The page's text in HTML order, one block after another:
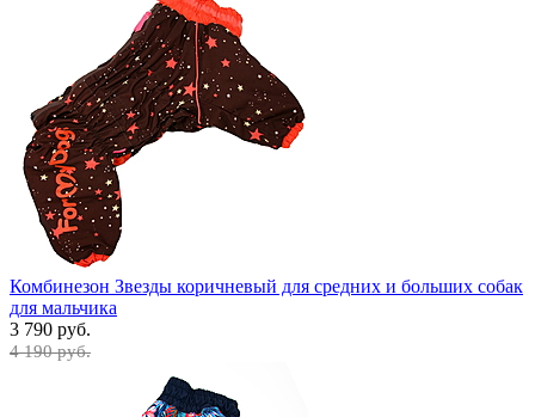
Комбинезон Звезды коричневый для средних и больших собак
для мальчика
3 790 руб.
4 190 руб.